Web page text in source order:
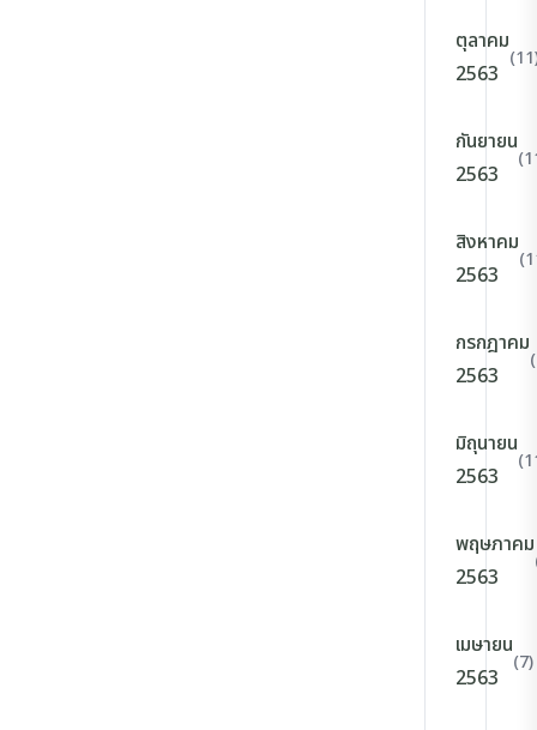
ตุลาคม
2563
กันยายน
2563
สิงหาคม
2563
กรกฎาคม
2563
มิถุนายน
2563
พฤษภาคม
2563
เมษายน
2563
(7)